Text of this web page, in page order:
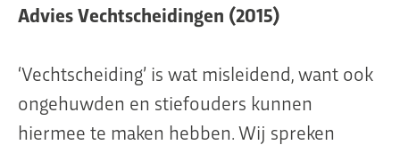
Advies Vechtscheidingen (2015)
‘Vechtscheiding’ is wat misleidend, want ook
ongehuwden en stiefouders kunnen
hiermee te maken hebben. Wij spreken